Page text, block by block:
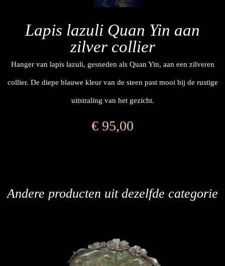
Lapis lazuli Quan Yin aan
zilver collier
Hanger van lapis lazuli, gesneden als Quan Yin, aan een zilveren
collier. De diepe blauwe kleur van de steen past mooi bij de rustige
uitstraling van het gezicht.
€ 95,00
Andere producten uit dezelfde categorie